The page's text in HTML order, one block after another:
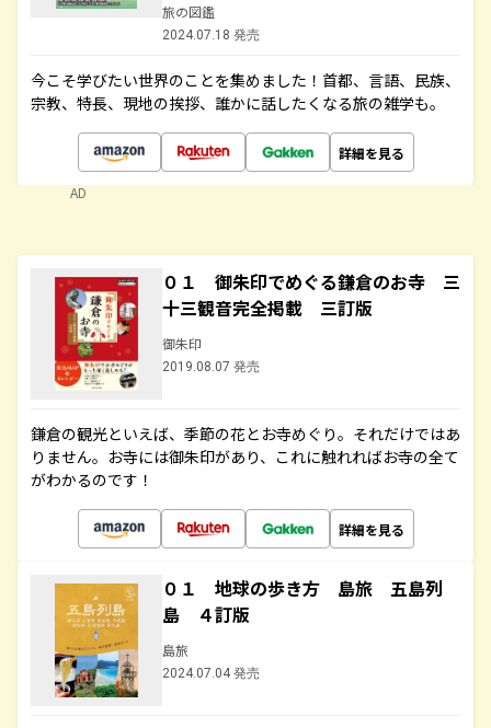
旅の図鑑
2024.07.18 発売
今こそ学びたい世界のことを集めました！首都、言語、民族、
宗教、特長、現地の挨拶、誰かに話したくなる旅の雑学も。
詳細を見る
AD
０１ 御朱印でめぐる鎌倉のお寺 三
十三観音完全掲載 三訂版
御朱印
2019.08.07 発売
鎌倉の観光といえば、季節の花とお寺めぐり。それだけではあ
りません。お寺には御朱印があり、これに触れればお寺の全て
がわかるのです！
詳細を見る
０１ 地球の歩き方 島旅 五島列
島 ４訂版
島旅
2024.07.04 発売